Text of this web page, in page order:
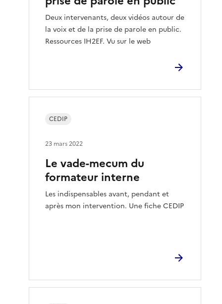
Deux intervenants, deux vidéos autour de
la voix et de la prise de parole en public.
Ressources IH2EF. Vu sur le web
Le vade-mecum du
formateur interne
Les indispensables avant, pendant et
après mon intervention. Une fiche CEDIP
CEDIP
23 mars 2022